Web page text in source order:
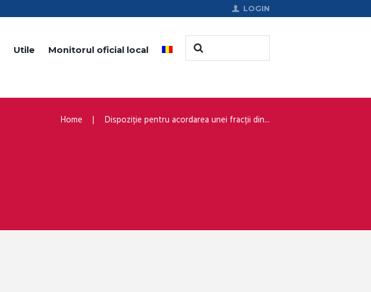
LOGIN
Utile Monitorul oficial local
Home Dispoziție pentru acordarea unei fracții din...